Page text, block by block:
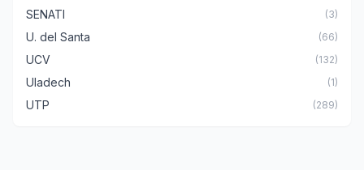
SENATI (3)
U. del Santa (66)
UCV (132)
Uladech (1)
UTP (289)